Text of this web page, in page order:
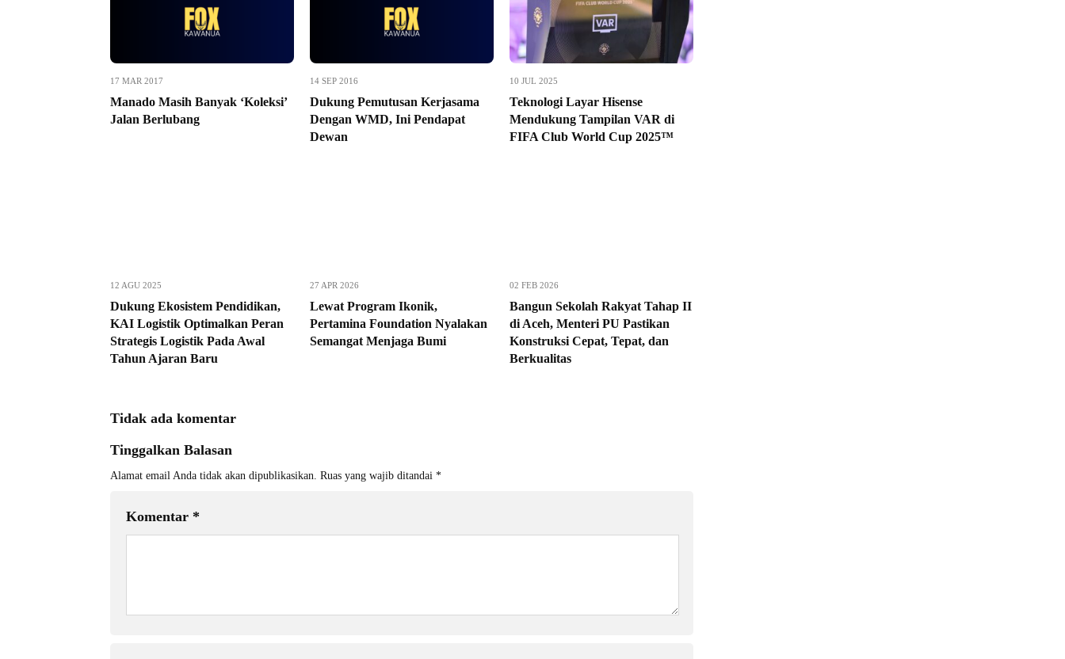
17 MAR 2017
Manado Masih Banyak ‘Koleksi’
Jalan Berlubang
14 SEP 2016
Dukung Pemutusan Kerjasama
Dengan WMD, Ini Pendapat
Dewan
10 JUL 2025
Teknologi Layar Hisense
Mendukung Tampilan VAR di
FIFA Club World Cup 2025™
12 AGU 2025
Dukung Ekosistem Pendidikan,
KAI Logistik Optimalkan Peran
Strategis Logistik Pada Awal
Tahun Ajaran Baru
27 APR 2026
Lewat Program Ikonik,
Pertamina Foundation Nyalakan
Semangat Menjaga Bumi
02 FEB 2026
Bangun Sekolah Rakyat Tahap II
di Aceh, Menteri PU Pastikan
Konstruksi Cepat, Tepat, dan
Berkualitas
Tidak ada komentar
Tinggalkan Balasan
Alamat email Anda tidak akan dipublikasikan. Ruas yang wajib ditandai *
Komentar *